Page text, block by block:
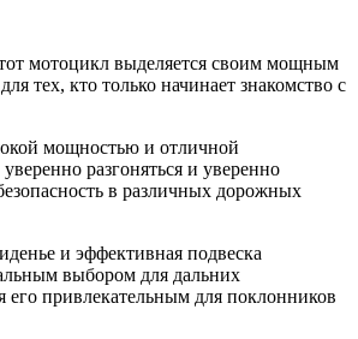
мотоцикл выделяется своим мощным
тех, кто только начинает знакомство с
мощностью и отличной
разгоняться и уверенно
в различных дорожных
и эффективная подвеска
выбором для дальних
привлекательным для поклонников